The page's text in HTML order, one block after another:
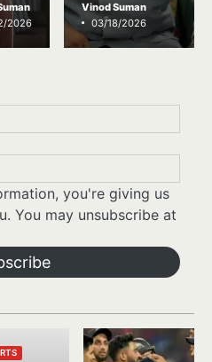
2026
Vinod Suman
03/18/2026
you're giving us
You may unsubscribe at